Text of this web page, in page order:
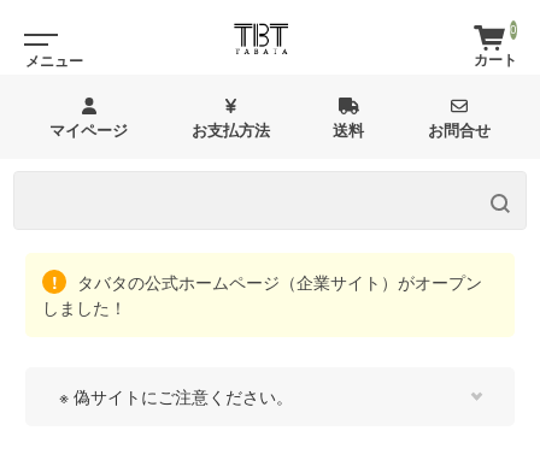
0
マイページ お支払方法 送料 お問合せ
タバタの公式ホームページ（企業サイト）がオープン
しました！
※ 偽サイトにご注意ください。